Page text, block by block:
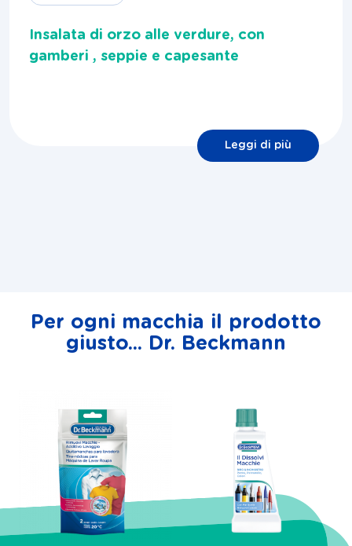
Insalata di orzo alle verdure, con
gamberi , seppie e capesante
Leggi di più
Per ogni macchia il prodotto
giusto... Dr. Beckmann